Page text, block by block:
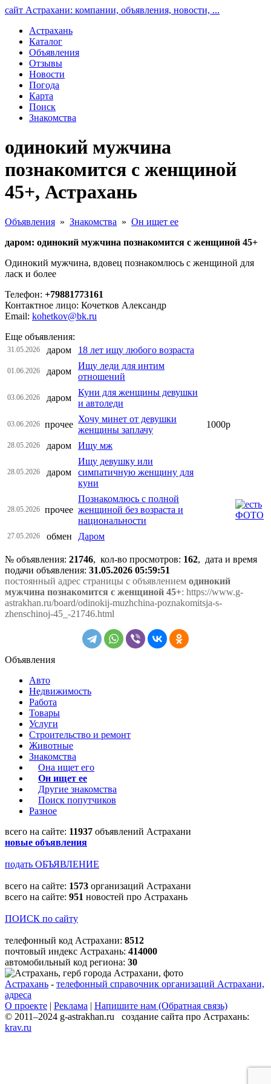
сайт Астрахани: компании, объявления, новости, ...
Астрахань
Каталог
Объявления
Отзывы
Новости
Погода
Карта
Поиск
Знакомства
одинокий мужчина
познакомится с женщиной
45+, Астрахань
Объявления » Знакомства » Он ищет ее
даром: одинокий мужчина познакомится с женщиной 45+
Одинокий мужчина, вдовец познакомлюсь с женщиной для
ласк и более
Телефон: +79881773161
Контактное лицо: Кочетков Александр
Email: kohetkov@bk.ru
Еще объявления:
31.05.2026 даром 18 лет ищу любого возраста
01.06.2026 даром
Ищу леди для интим
отношений
03.06.2026 даром
Куни для женщины девушки
и автоледи
03.06.2026 прочее
Хочу минет от девушки
женщины заплачу
1000р
28.05.2026 даром Ищу мж
28.05.2026 даром
Ищу девушку или
симпатичную женщину для
куни
28.05.2026 прочее
Познакомлюсь с полной
женщиной без возраста и
национальности
27.05.2026 обмен Даром
№ объявления: 21746, кол-во просмотров: 162, дата и время
подачи объявления: 31.05.2026 05:59:51
постоянный адрес страницы с объявлением одинокий
мужчина познакомится с женщиной 45+: https://www.g-
astrakhan.ru/board/odinokij-muzhchina-poznakomitsja-s-
zhenschinoj-45_-21746.html
Объявления
Авто
Недвижимость
Работа
Товары
Услуги
Строительство и ремонт
Животные
Знакомства
Она ищет его
Он ищет ее
Другие знакомства
Поиск попутчиков
Разное
всего на сайте: 11937 объявлений Астрахани
новые объявления
подать ОБЪЯВЛЕНИЕ
всего на сайте: 1573 организаций Астрахани
всего на сайте: 951 новостей про Астрахань
ПОИСК по сайту
телефонный код Астрахани: 8512
почтовый индекс Астрахань: 414000
автомобильный код региона: 30
Астрахань - телефонный справочник организаций Астрахани,
адреса
О проекте | Реклама | Напишите нам (Обратная связь)
© 2011–2024 g-astrakhan.ru создание сайта про Астрахань:
krav.ru